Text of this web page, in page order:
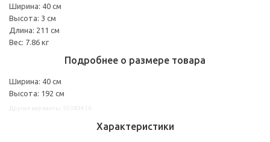
Ширина: 40 см
Высота: 3 см
Длина: 211 см
Вес: 7.86 кг
Подробнее о размере товара
Ширина: 40 см
Высота: 192 см
Характеристики